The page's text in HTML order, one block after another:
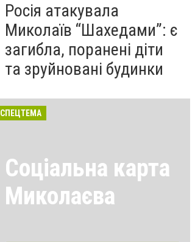
Росія атакувала
Миколаїв “Шахедами”: є
загибла, поранені діти
та зруйновані будинки
СПЕЦТЕМА
Соціальна карта
Миколаєва